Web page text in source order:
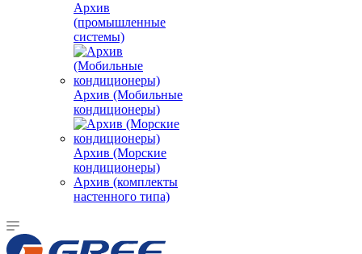
Архив
(промышленные
системы)
Архив (Мобильные
кондиционеры)
Архив (Морские
кондиционеры)
Архив (комплекты
настенного типа)